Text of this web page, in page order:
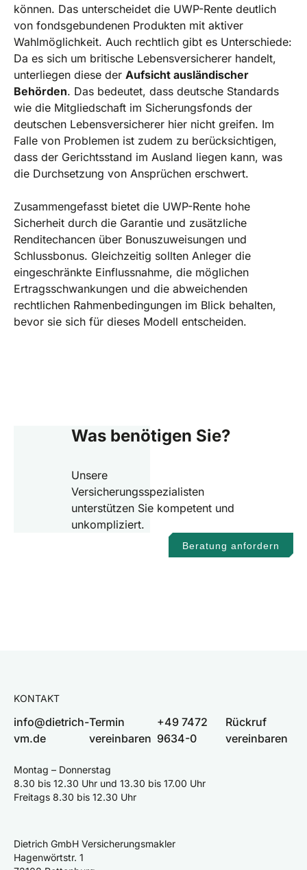
können. Das unterscheidet die UWP-Rente deutlich
von fondsgebundenen Produkten mit aktiver
Wahlmöglichkeit. Auch rechtlich gibt es Unterschiede:
Da es sich um britische Lebensversicherer handelt,
unterliegen diese der Aufsicht ausländischer
Behörden. Das bedeutet, dass deutsche Standards
wie die Mitgliedschaft im Sicherungsfonds der
deutschen Lebensversicherer hier nicht greifen. Im
Falle von Problemen ist zudem zu berücksichtigen,
dass der Gerichtsstand im Ausland liegen kann, was
die Durchsetzung von Ansprüchen erschwert.
Zusammengefasst bietet die UWP-Rente hohe
Sicherheit durch die Garantie und zusätzliche
Renditechancen über Bonuszuweisungen und
Schlussbonus. Gleichzeitig sollten Anleger die
eingeschränkte Einflussnahme, die möglichen
Ertragsschwankungen und die abweichenden
rechtlichen Rahmenbedingungen im Blick behalten,
bevor sie sich für dieses Modell entscheiden.
Was benötigen Sie?
Unsere
Versicherungsspezialisten
unterstützen Sie kompetent und
unkompliziert.
Beratung anfordern
KONTAKT
info@dietrich-
vm.de
Termin
vereinbaren
+49 7472
9634-0
Rückruf
vereinbaren
Montag – Donnerstag
8.30 bis 12.30 Uhr und 13.30 bis 17.00 Uhr
Freitags 8.30 bis 12.30 Uhr
Dietrich GmbH Versicherungsmakler
Hagenwörtstr. 1